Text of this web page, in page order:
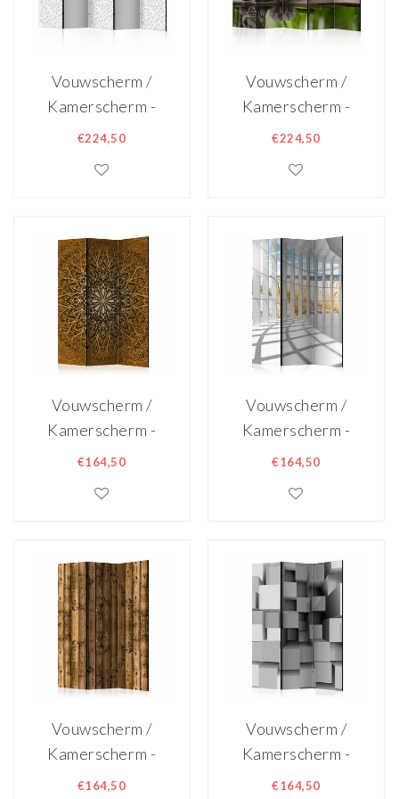
Vouwscherm /
Kamerscherm -
Bloemenmotief
gemonteerd
dubbelzijdig
geprint
€224,50
Vouwscherm /
Kamerscherm -
Boeddha
gemonteerd
geprint
€224,50
Vouwscherm /
Kamerscherm -
Bruine Mandala
gemonteerd
geprint
€164,50
Vouwscherm /
Kamerscherm -
Zeezicht
gemonteerd
geprint
€164,50
Vouwscherm /
Kamerscherm -
Landelijk
€164,50
Vouwscherm /
Kamerscherm -
Puzzel 135x172cm,
€164,50